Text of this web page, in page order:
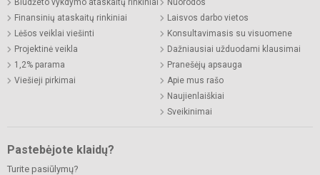
Finansinių ataskaitų rinkiniai
Lėšos veiklai viešinti
Projektinė veikla
1,2% parama
Viešieji pirkimai
Laisvos darbo vietos
Konsultavimasis su visuomene
Dažniausiai užduodami klausimai
Pranešėjų apsauga
Apie mus rašo
Naujienlaiškiai
Sveikinimai
Pastebėjote klaidų?
Turite pasiūlymų?